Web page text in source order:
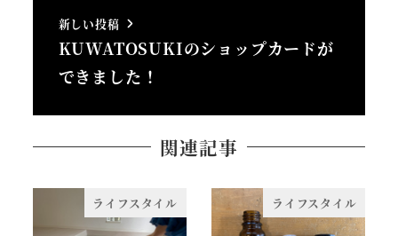
新しい投稿
KUWATOSUKIのショップカードが
できました！
関連記事
ライフスタイル ライフスタイル